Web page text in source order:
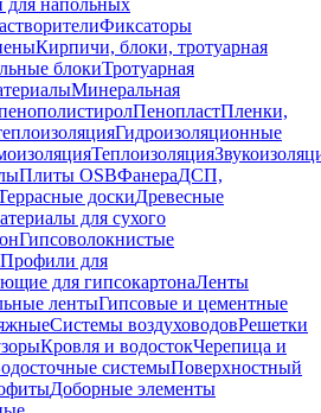
для напольных
Фиксаторы
Кирпичи, блоки, тротуарная
блокиТротуарная
Минеральная
ПенопластПленки,
Гидроизоляционные
Теплоизоляция
Плиты OSBФанераДСП,
доскиДревесные
для сухого
Гипсоволокнистые
Профили для
для гипсокартонаЛенты
лентыГипсовые и цементные
Системы воздуховодовРешетки
Кровля и водостокЧерепица и
системыПоверхностный
Доборные элементы